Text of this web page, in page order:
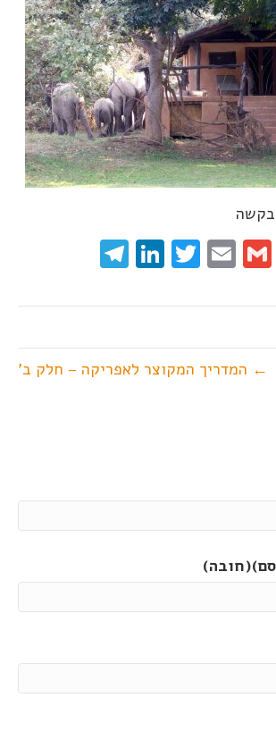
WhatsApp
Gmail
Email
Twitter
LinkedIn
← המדריך המקוצר לאפריקה – חלק ב'